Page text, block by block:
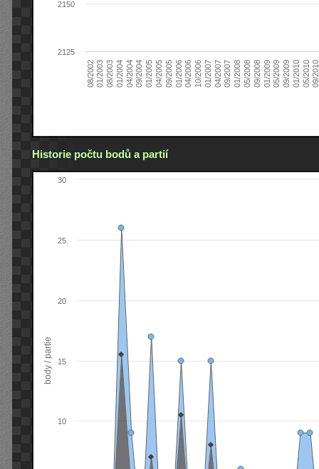
08/200201/200308/200301/200404/200409/200401/200504/200509/200501/200604/200610/200601/200704/200709/200701/200805/200809/200801/200905/200909/200901/201005/201009/
2125
2150
Historie počtu bodů a partií
body / partie
10
15
20
25
30